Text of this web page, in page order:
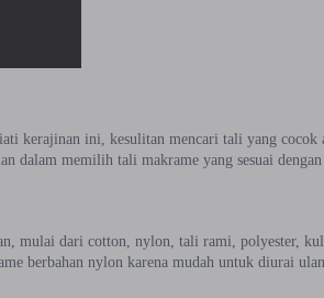
kerajinan ini, kesulitan mencari tali yang
dalam memilih tali makrame yang sesuai
mulai dari cotton, nylon, tali rami, polyester,
berbahan nylon karena mudah untuk diurai